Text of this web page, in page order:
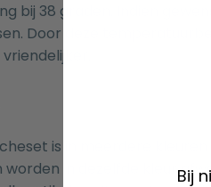
bij 38 graden. Indien
Door deze
is in meerdere kleuren
worden in dezelfde kleurBij